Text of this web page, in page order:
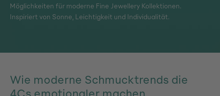
Möglichkeiten für moderne Fine Jewellery Kollektionen.
Inspiriert von Sonne, Leichtigkeit und Individualität.
Wie moderne Schmucktrends die
4Cs emotionaler machen